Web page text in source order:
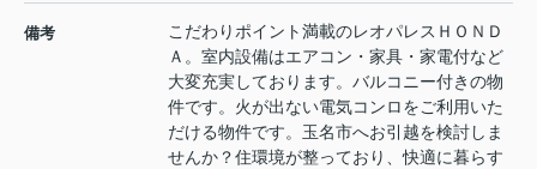
備考
こだわりポイント満載のレオパレスＨＯＮＤ
Ａ。室内設備はエアコン・家具・家電付など
大変充実しております。バルコニー付きの物
件です。火が出ない電気コンロをご利用いた
だける物件です。玉名市へお引越を検討しま
せんか？住環境が整っており、快適に暮らす